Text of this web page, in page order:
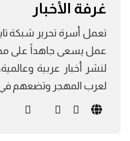
غرفة الأخبار
تعمل أسرة تحرير شبكة
لنشر أخبار عربية
لعرب المهجر وتضعهم في